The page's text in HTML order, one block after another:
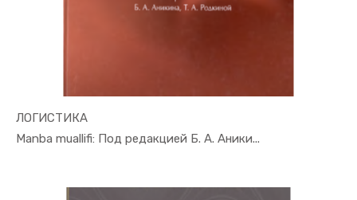
ЛОГИСТИКА
Manba muallifi: Под редакцией Б. А. Аники...
In Xizmat ...